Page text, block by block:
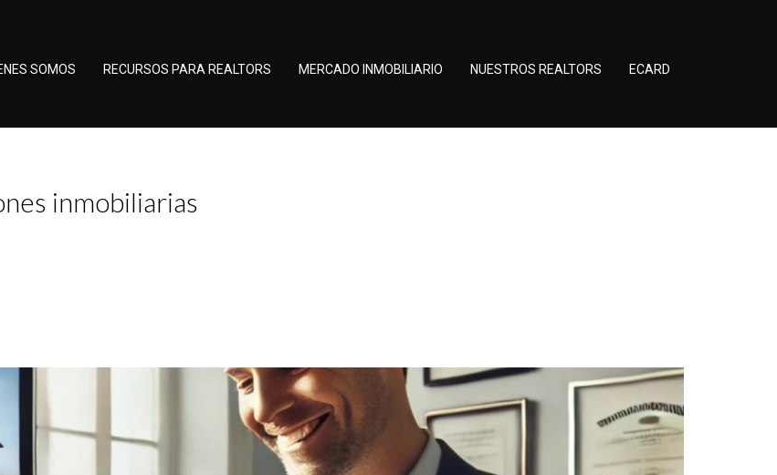
SOMOS RECURSOS PARA REALTORS MERCADO INMOBILIARIO NUESTROS REALTORS ECARD
inmobiliarias